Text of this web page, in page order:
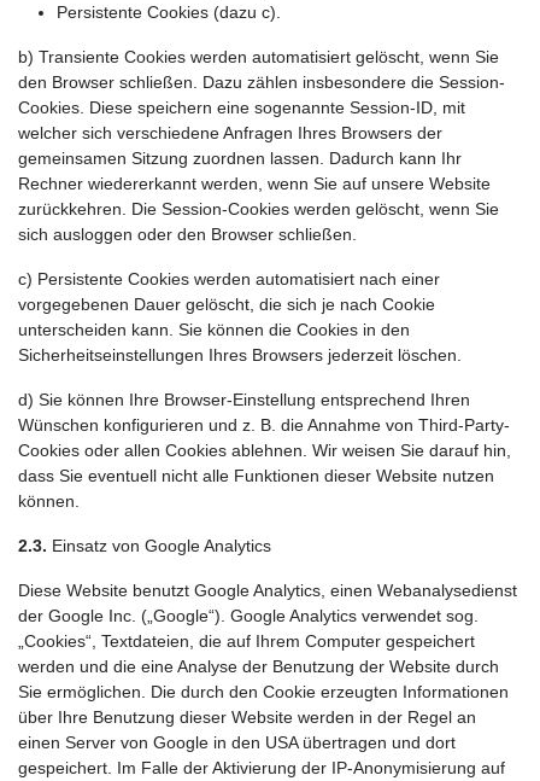
Persistente Cookies (dazu c).
b) Transiente Cookies werden automatisiert gelöscht, wenn Sie
den Browser schließen. Dazu zählen insbesondere die Session-
Cookies. Diese speichern eine sogenannte Session-ID, mit
welcher sich verschiedene Anfragen Ihres Browsers der
gemeinsamen Sitzung zuordnen lassen. Dadurch kann Ihr
Rechner wiedererkannt werden, wenn Sie auf unsere Website
zurückkehren. Die Session-Cookies werden gelöscht, wenn Sie
sich ausloggen oder den Browser schließen.
c) Persistente Cookies werden automatisiert nach einer
vorgegebenen Dauer gelöscht, die sich je nach Cookie
unterscheiden kann. Sie können die Cookies in den
Sicherheitseinstellungen Ihres Browsers jederzeit löschen.
d) Sie können Ihre Browser-Einstellung entsprechend Ihren
Wünschen konfigurieren und z. B. die Annahme von Third-Party-
Cookies oder allen Cookies ablehnen. Wir weisen Sie darauf hin,
dass Sie eventuell nicht alle Funktionen dieser Website nutzen
können.
2.3. Einsatz von Google Analytics
Diese Website benutzt Google Analytics, einen Webanalysedienst
der Google Inc. („Google“). Google Analytics verwendet sog.
„Cookies“, Textdateien, die auf Ihrem Computer gespeichert
werden und die eine Analyse der Benutzung der Website durch
Sie ermöglichen. Die durch den Cookie erzeugten Informationen
über Ihre Benutzung dieser Website werden in der Regel an
einen Server von Google in den USA übertragen und dort
gespeichert. Im Falle der Aktivierung der IP-Anonymisierung auf